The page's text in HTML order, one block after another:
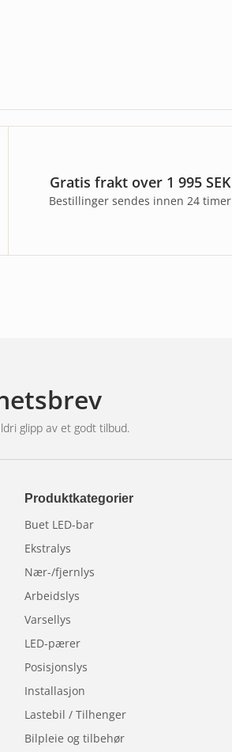
Gratis frakt over 1 995 SEK
Bestillinger sendes innen 24 timer
glipp av et godt tilbud.
Produktkategorier
Buet LED-bar
Ekstralys
Nær-/fjernlys
Arbeidslys
Varsellys
LED-pærer
Posisjonslys
Installasjon
Lastebil / Tilhenger
Bilpleie og tilbehør